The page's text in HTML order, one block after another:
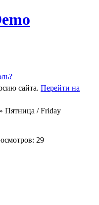
сайта. Перейти на
» Пятница / Friday
29